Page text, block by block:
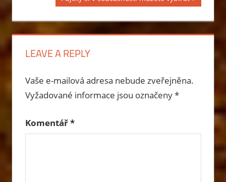
Post:
LEAVE A REPLY
Vaše e-mailová adresa nebude zveřejněna.
Vyžadované informace jsou označeny*
Komentář*